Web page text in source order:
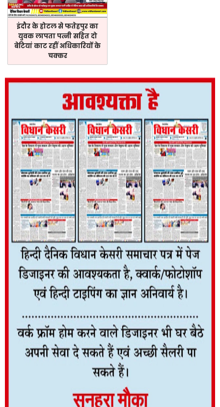
इंदौर के होटल से फतेहपुर का
युवक लापता पत्नी सहित दो
बेटियां काट रहीं अधिकारियों के
चक्कर